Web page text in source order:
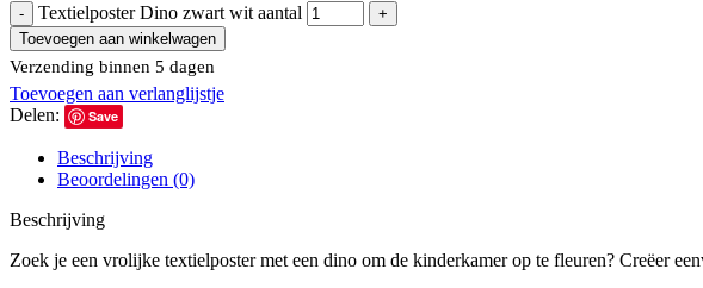
Textielposter Dino zwart wit aantal
Toevoegen aan winkelwagen
Verzending binnen 5 dagen
Toevoegen aan verlanglijstje
Delen:
Save
Beschrijving
Beoordelingen (0)
Beschrijving
Zoek je een vrolijke textielposter met een dino om de kinderkamer op te fleuren? Creëer